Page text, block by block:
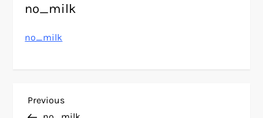
no_milk
no_milk
N
Previous
Previous